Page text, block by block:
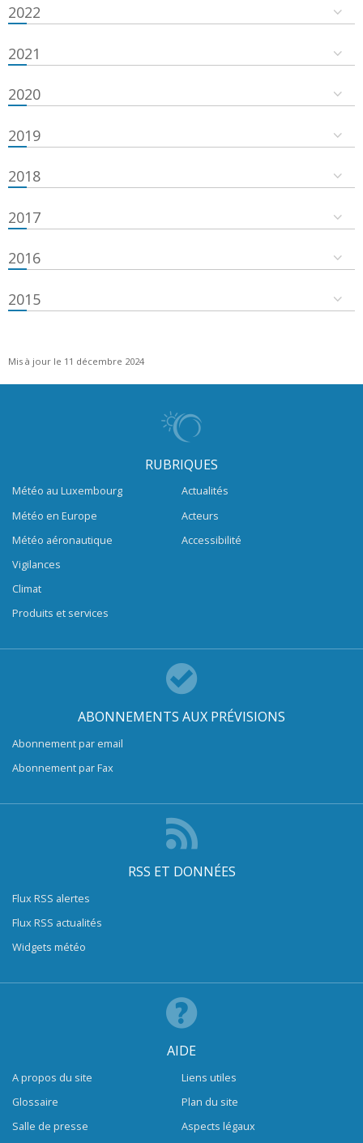
2022
2021
2020
2019
2018
2017
2016
2015
Mis à jour le 11 décembre 2024
RUBRIQUES
Météo au Luxembourg
Météo en Europe
Météo aéronautique
Vigilances
Climat
Produits et services
Actualités
Acteurs
Accessibilité
ABONNEMENTS AUX PRÉVISIONS
Abonnement par email
Abonnement par Fax
RSS ET DONNÉES
Flux RSS alertes
Flux RSS actualités
Widgets météo
AIDE
A propos du site
Glossaire
Salle de presse
Liens utiles
Plan du site
Aspects légaux